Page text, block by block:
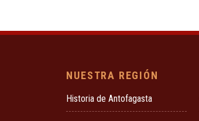
NUESTRA REGIÓN
Historia de Antofagasta